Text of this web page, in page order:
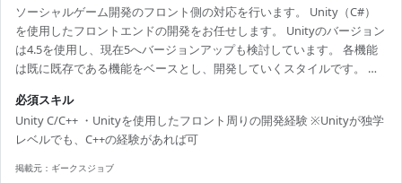
ソーシャルゲーム開発のフロント側の対応を行います。 Unity（C#）
を使用したフロントエンドの開発をお任せします。 Unityのバージョン
は4.5を使用し、現在5へバージョンアップも検討しています。 各機能
は既に既存である機能をベースとし、開発していくスタイルです。 進
す。
必須スキル
Unity C/C++ ・Unityを使用したフロント周りの開発経験 ※Unityが独学
レベルでも、C++の経験があれば可
掲載元： ギークスジョブ